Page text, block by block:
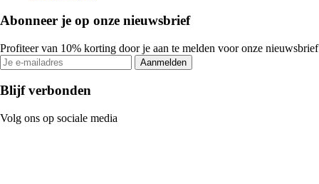
Abonneer je op onze nieuwsbrief
Profiteer van 10% korting door je aan te melden voor onze nieuwsbrief
Aanmelden
Blijf verbonden
Volg ons op sociale media